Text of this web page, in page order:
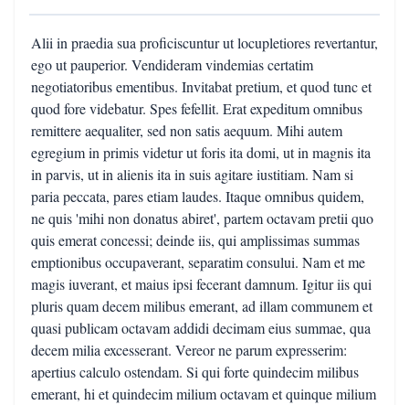
Alii in praedia sua proficiscuntur ut locupletiores revertantur,
ego ut pauperior. Vendideram vindemias certatim
negotiatoribus ementibus. Invitabat pretium, et quod tunc et
quod fore videbatur. Spes fefellit. Erat expeditum omnibus
remittere aequaliter, sed non satis aequum. Mihi autem
egregium in primis videtur ut foris ita domi, ut in magnis ita
in parvis, ut in alienis ita in suis agitare iustitiam. Nam si
paria peccata, pares etiam laudes. Itaque omnibus quidem,
ne quis 'mihi non donatus abiret', partem octavam pretii quo
quis emerat concessi; deinde iis, qui amplissimas summas
emptionibus occupaverant, separatim consului. Nam et me
magis iuverant, et maius ipsi fecerant damnum. Igitur iis qui
pluris quam decem milibus emerant, ad illam communem et
quasi publicam octavam addidi decimam eius summae, qua
decem milia excesserant. Vereor ne parum expresserim:
apertius calculo ostendam. Si qui forte quindecim milibus
emerant, hi et quindecim milium octavam et quinque milium